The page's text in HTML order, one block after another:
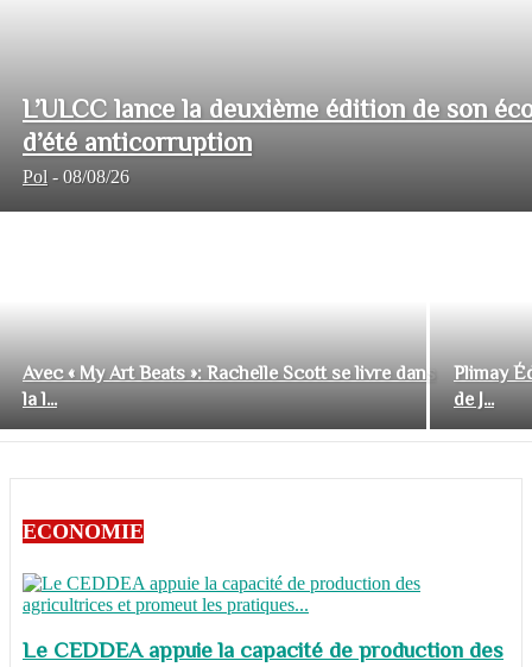
L’ULCC lance la deuxième édition de son
d’été anticorruption
Pol - 08/08/26
Avec « My Art Beats »: Rachelle Scott se livre dans
la l...
Plimay
de J...
ECONOMIE
Le CEDDEA appuie la capacité de production des